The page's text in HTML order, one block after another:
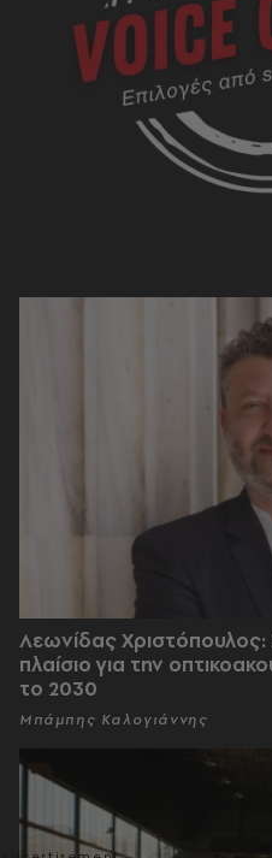
Λεωνίδας Χριστόπουλος:
πλαίσιο για την
το 2030
Μπάμπης Καλογιάννης